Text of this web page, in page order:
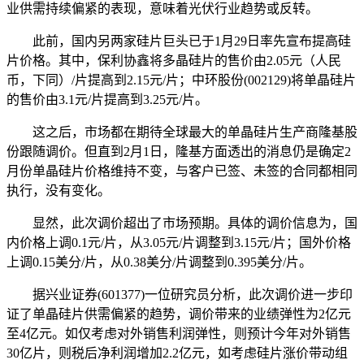
业供需持续偏紧的表现，意味着光伏行业趋势或反转。
此前，国内另两家硅片巨头已于1月29日率先宣布提高硅
片价格。其中，保利协鑫将多晶硅片的售价由2.05元（人民
币，下同）/片提高到2.15元/片；中环股份(002129)将单晶硅片
的售价由3.1元/片提高到3.25元/片。
这之后，市场都在期待全球最大的单晶硅片生产商隆基股
份跟随调价。但直到2月1日，隆基方面透出的消息仍是确定2
月份单晶硅片价格维持不变，与客户已签、未签的合同都相同
执行，没有变化。
显然，此次调价超出了市场预期。具体的调价信息为，国
内价格上调0.1元/片，从3.05元/片调整到3.15元/片；国外价格
上调0.15美分/片，从0.38美分/片调整到0.395美分/片。
据兴业证券(601377)一位研究员分析，此次调价进一步印
证了单晶硅片供需偏紧的趋势，调价带来的业绩弹性为2亿元
至4亿元。如仅考虑对外销售利润弹性，则预计今年对外销售
30亿片，则税后净利润增加2.2亿元，如考虑硅片涨价带动组